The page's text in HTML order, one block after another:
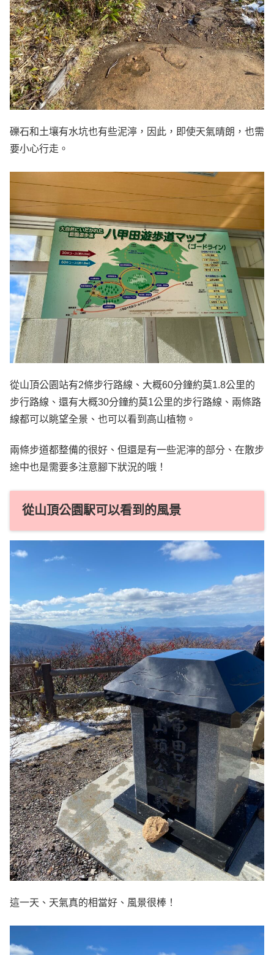
礫石和土壤有水坑也有些泥濘，因此，即使天氣晴朗，也需
要小心行走。
從山頂公園站有2條步行路線、大概60分鐘約莫1.8公里的
步行路線、還有大概30分鐘約莫1公里的步行路線、兩條路
線都可以眺望全景、也可以看到高山植物。
兩條步道都整備的很好、但還是有一些泥濘的部分、在散步
途中也是需要多注意腳下狀況的哦！
從山頂公園駅可以看到的風景
這一天、天氣真的相當好、風景很棒！